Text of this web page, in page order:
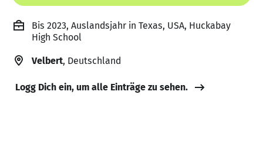
Bis 2023, Auslandsjahr in Texas, USA, Huckabay
High School
Velbert, Deutschland
Logg Dich ein, um alle Einträge zu sehen.